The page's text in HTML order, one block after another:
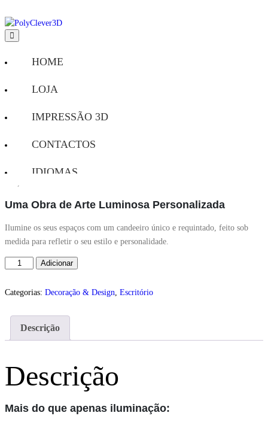
HOME
LOJA
IMPRESSÃO 3D
CONTACTOS
IDIOMAS
CONTA
🛒
Candeeiro Personalizado
Uma Obra de Arte Luminosa Personalizada
Ilumine os seus espaços com um candeeiro único e requintado, feito sob
medida para refletir o seu estilo e personalidade.
Adicionar
Categorias: Decoração & Design, Escritório
Descrição
Descrição
Mais do que apenas iluminação: